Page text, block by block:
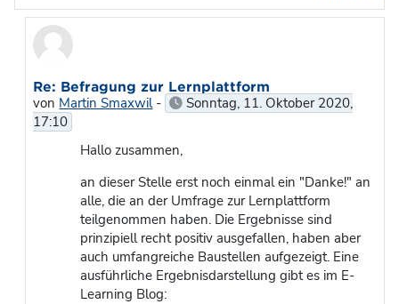
Re: Befragung zur Lernplattform
von Martin Smaxwil-
Sonntag, 11. Oktober 2020,
17:10
Hallo zusammen,
an dieser Stelle erst noch einmal ein "Danke!" an
alle, die an der Umfrage zur Lernplattform
teilgenommen haben. Die Ergebnisse sind
prinzipiell recht positiv ausgefallen, haben aber
auch umfangreiche Baustellen aufgezeigt. Eine
ausführliche Ergebnisdarstellung gibt es im E-
Learning Blog: